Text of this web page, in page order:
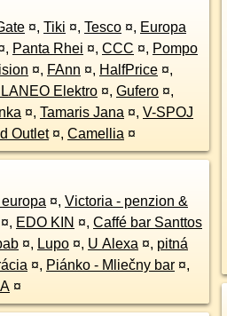
¤, Tiki ¤, Tesco ¤, Europa
, Panta Rhei ¤, CCC ¤, Pompo
¤, FAnn ¤, HalfPrice ¤,
Elektro ¤, Gufero ¤,
¤, Tamaris Jana ¤, V-SPOJ
Outlet ¤, Camellia ¤
¤, Victoria - penzion &
¤, EDO KIN ¤, Caffé bar Santtos
¤, Lupo ¤, U Alexa ¤, pitná
¤, Piánko - Mliečny bar ¤,
¤